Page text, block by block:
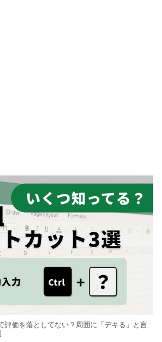
評価を落としてない？周囲に「デキる」と言